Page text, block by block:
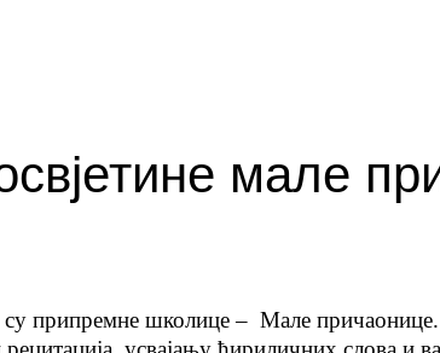
мале
припремне школице – Мале причаонице.